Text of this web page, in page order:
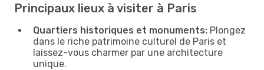
Principaux lieux à visiter à Paris
Quartiers historiques et monuments: Plongez
dans le riche patrimoine culturel de Paris et
laissez-vous charmer par une architecture
unique.